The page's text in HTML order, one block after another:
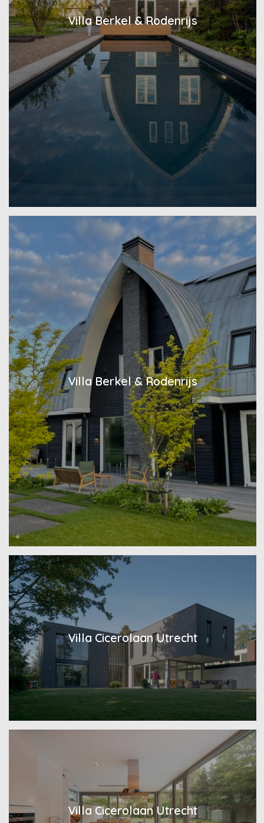
Villa Berkel & Rodenrijs
Villa Berkel & Rodenrijs
Villa Cicerolaan Utrecht
Villa Cicerolaan Utrecht